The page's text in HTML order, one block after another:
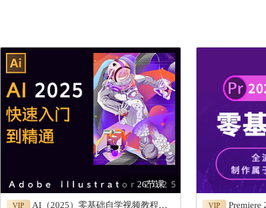
26节课
VIP AI（2025）零基础自学视频教程，入门到精通AI2025视频课 VIP Premiere